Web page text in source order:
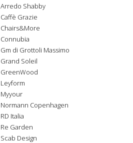
Arredo Shabby
Caffè Grazie
Chairs&More
Connubia
Gm di Grottoli Massimo
Grand Soleil
GreenWood
Leyform
Myyour
Normann Copenhagen
RD Italia
Re Garden
Scab Design